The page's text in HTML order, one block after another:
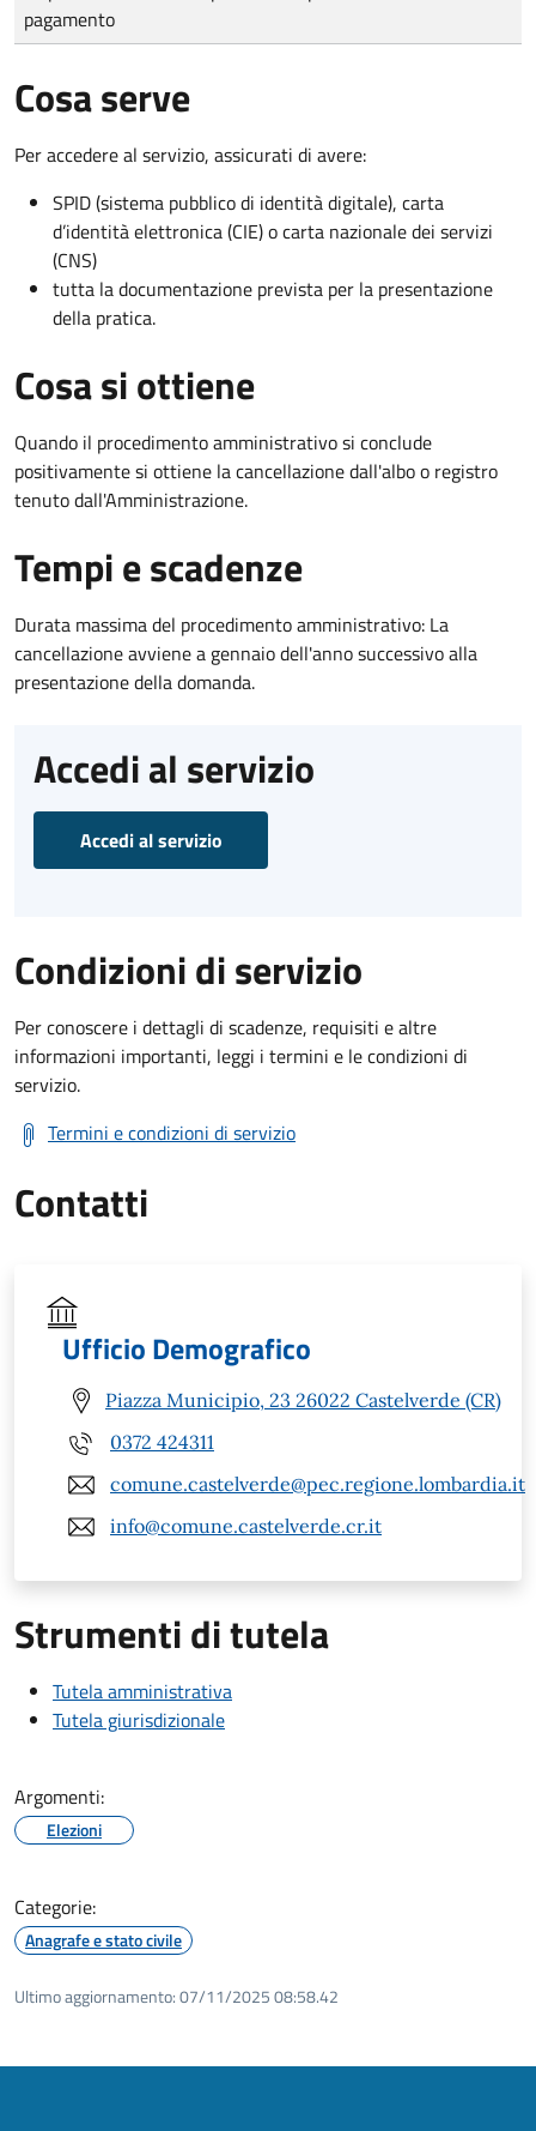
pagamento
Cosa serve
Per accedere al servizio, assicurati di avere:
SPID (sistema pubblico di identità digitale), carta
d’identità elettronica (CIE) o carta nazionale dei servizi
(CNS)
tutta la documentazione prevista per la presentazione
della pratica.
Cosa si ottiene
Quando il procedimento amministrativo si conclude
positivamente si ottiene la cancellazione dall'albo o registro
tenuto dall'Amministrazione.
Tempi e scadenze
Durata massima del procedimento amministrativo: La
cancellazione avviene a gennaio dell'anno successivo alla
presentazione della domanda.
Accedi al servizio
Accedi al servizio
Condizioni di servizio
Per conoscere i dettagli di scadenze, requisiti e altre
informazioni importanti, leggi i termini e le condizioni di
servizio.
Termini e condizioni di servizio
Contatti
Ufficio Demografico
Piazza Municipio, 23 26022 Castelverde (CR)
0372 424311
comune.castelverde@pec.regione.lombardia.it
info@comune.castelverde.cr.it
Strumenti di tutela
Tutela amministrativa
Tutela giurisdizionale
Argomenti:
Elezioni
Categorie:
Anagrafe e stato civile
Ultimo aggiornamento:07/11/2025 08:58.42